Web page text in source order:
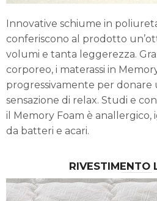
Innovative schiume in
conferiscono al prodotto
volumi e tanta leggerezza.
corporeo, i materassi in
progressivamente per donare
sensazione di relax. Studi e
il Memory Foam è anallergico,
da batteri e acari.
RIVESTIMENTO